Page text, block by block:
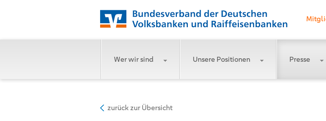
Wer wir sind Unsere Positionen Presse
zurück zur Übersicht